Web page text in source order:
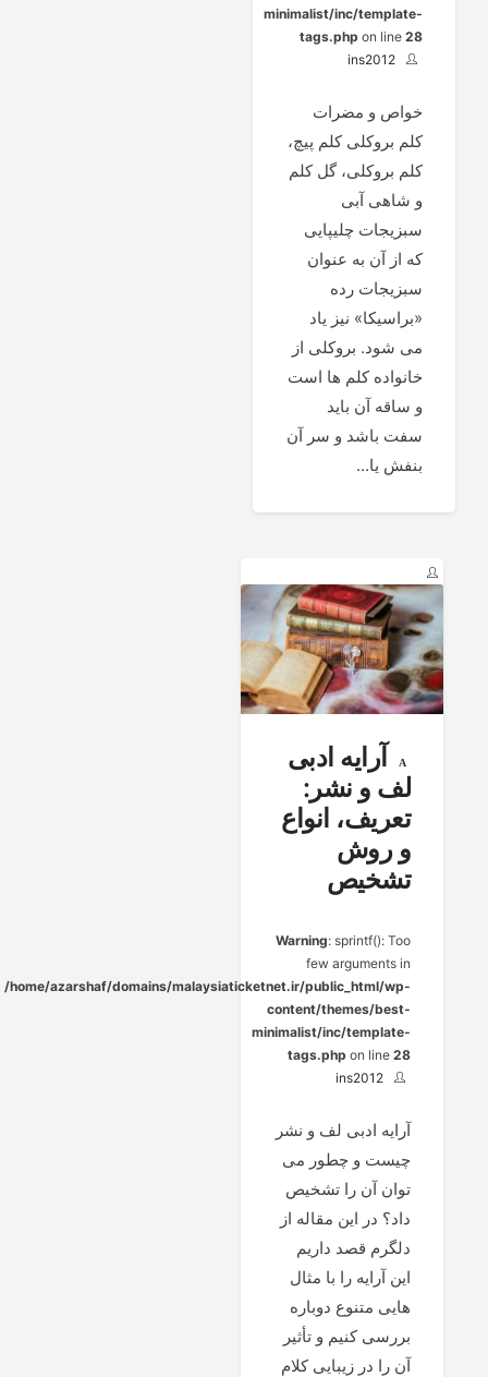
minimalist/inc/template-
tags.php on line 28
ins2012
خواص و مضرات
کلم بروکلی کلم پیچ،
کلم بروکلی، گل کلم
و شاهی آبی
سبزیجات چلیپایی
که از آن به عنوان
سبزیجات رده
«براسیکا» نیز یاد
می شود. بروکلی از
خانواده کلم ها است
و ساقه آن باید
سفت باشد و سر آن
بنفش یا...
آرایه ادبی
لف و نشر:
تعریف، انواع
و روش
تشخیص
Warning: sprintf(): Too
few arguments in
/home/azarshaf/domains/malaysiaticketnet.ir/public_html/wp-
content/themes/best-
minimalist/inc/template-
tags.php on line28
ins2012
آرایه ادبی لف و نشر
چیست و چطور می
توان آن را تشخیص
داد؟ در این مقاله از
دلگرم قصد داریم
این آرایه را با مثال
هایی متنوع دوباره
بررسی کنیم و تأثیر
آن را در زیبایی کلام